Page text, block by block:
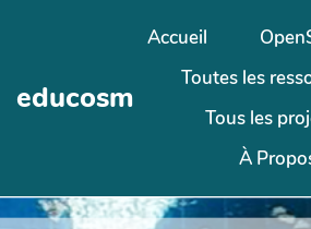
Aller au contenu principal
educosm
Accueil
Toutes les
Tous les
À